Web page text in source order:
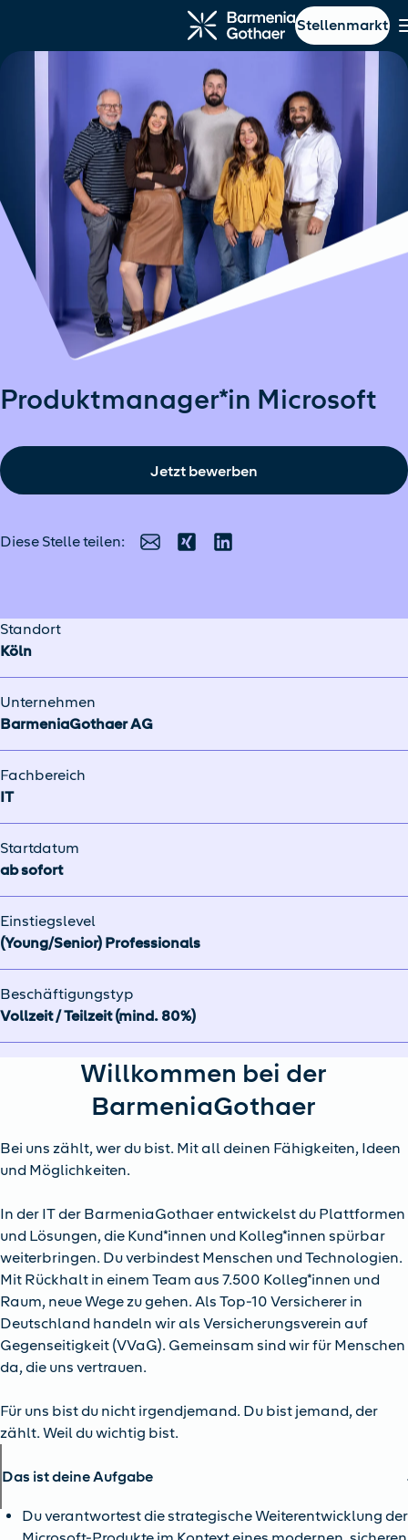
Stellenmarkt
Produktmanager*in Microsoft
Jetzt bewerben
Diese Stelle teilen:
E-MailXing LinkedIn
Standort
Köln
Unternehmen
BarmeniaGothaer AG
Fachbereich
IT
Startdatum
ab sofort
Einstiegslevel
(Young/Senior) Professionals
Beschäftigungstyp
Vollzeit / Teilzeit (mind. 80%)
Willkommen bei der
BarmeniaGothaer
Bei uns zählt, wer du bist. Mit all deinen Fähigkeiten, Ideen
und Möglichkeiten.
In der IT der BarmeniaGothaer entwickelst du Plattformen
und Lösungen, die Kund*innen und Kolleg*innen spürbar
weiterbringen. Du verbindest Menschen und Technologien.
Mit Rückhalt in einem Team aus 7.500 Kolleg*innen und
Raum, neue Wege zu gehen. Als Top-10 Versicherer in
Deutschland handeln wir als Versicherungsverein auf
Gegenseitigkeit (VVaG). Gemeinsam sind wir für Menschen
da, die uns vertrauen.
Für uns bist du nicht irgendjemand. Du bist jemand, der
zählt. Weil du wichtig bist.
Das ist deine Aufgabe
Du verantwortest die strategische Weiterentwicklung der